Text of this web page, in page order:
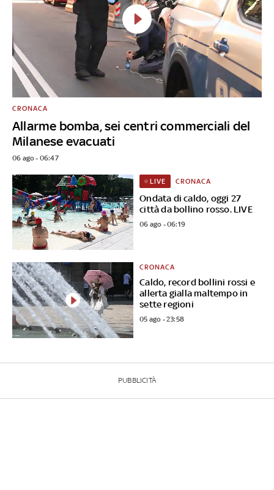
Allarme bomba, sei centri commerciali del
Milanese evacuati
CRONACA
06 ago - 06:47
Ondata di caldo, oggi 27
città da bollino rosso. LIVE
LIVE CRONACA
06 ago - 06:19
Caldo, record bollini rossi e
allerta gialla maltempo in
sette regioni
CRONACA
05 ago - 23:58
PUBBLICITÀ